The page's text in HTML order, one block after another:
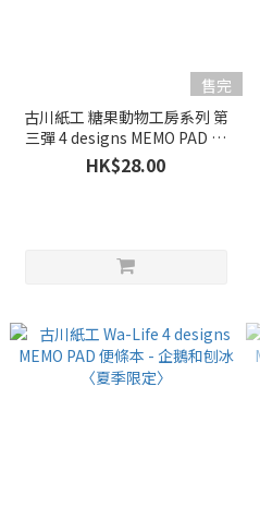
售完
古川紙工 糖果動物工房系列 第
三彈 4 designs MEMO PAD 便
條本 - 梳打貓〈夏季限定〉
HK$28.00